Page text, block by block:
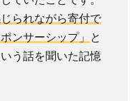
られながら寄付で
ンサーシップ」
と
う話を聞いた記憶